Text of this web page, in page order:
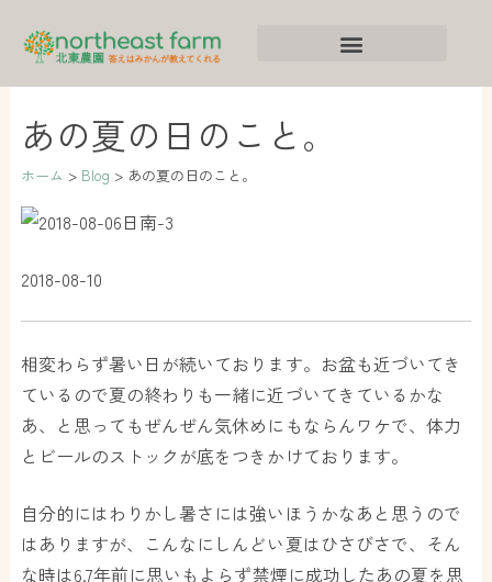
あの夏の日のこと。
ホーム Blog あの夏の日のこと。
2018-08-10
相変わらず暑い日が続いております。お盆も近づいてき
ているので夏の終わりも一緒に近づいてきているかな
あ、と思ってもぜんぜん気休めにもならんワケで、体力
とビールのストックが底をつきかけております。
自分的にはわりかし暑さには強いほうかなあと思うので
はありますが、こんなにしんどい夏はひさびさで、そん
な時は6.7年前に思いもよらず禁煙に成功したあの夏を思
ー
カ
イ
ブ
テ
ゴ
リ
ー